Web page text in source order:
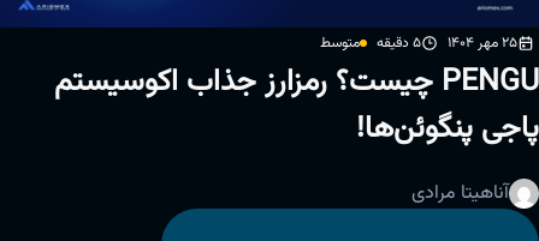
25 مهر 1404 5 دقیقه متوسط
PENGU چیست؟ رمزارز جذاب اکوسیستم
پاجی پنگوئن‌ها!
آناهیتا مرادی